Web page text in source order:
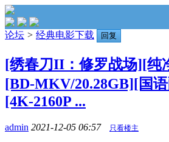
论坛 > 经典电影下载 回复
[绣春刀II：修罗战场][纯
[BD-MKV/20.28GB][国
[4K-2160P ...
admin 2021-12-05 06:57 只看楼主